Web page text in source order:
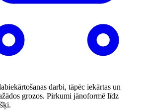
darbi, tāpēc iekārtas un
grozos. Pirkumi jānoformē līdz